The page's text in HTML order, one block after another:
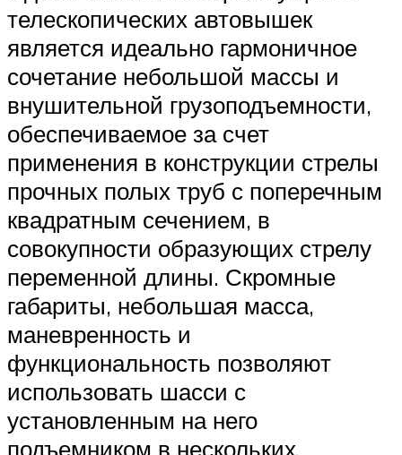
телескопических автовышек
является идеально гармоничное
сочетание небольшой массы и
внушительной грузоподъемности,
обеспечиваемое за счет
применения в конструкции стрелы
прочных полых труб с поперечным
квадратным сечением, в
совокупности образующих стрелу
переменной длины. Скромные
габариты, небольшая масса,
маневренность и
функциональность позволяют
использовать шасси с
установленным на него
подъемником в нескольких